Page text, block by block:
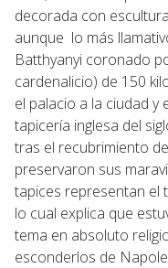
decorada con
aunque lo más
Batthyanyi coronado
cardenalicio) de 150
el palacio a la ciudad
tapicería inglesa del
tras el recubrimiento
preservaron sus
tapices representan el
lo cual explica que
tema en absoluto
esconderlos de